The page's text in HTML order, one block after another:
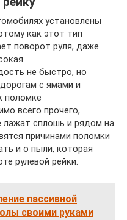
установлены
как этот тип
поворот руля, даже
не быстро, но
с ямами и
поломке
всего прочего,
лажат сплошь и рядом на
причинами поломки
и о пыли, которая
рулевой рейки.
пассивной
своими руками